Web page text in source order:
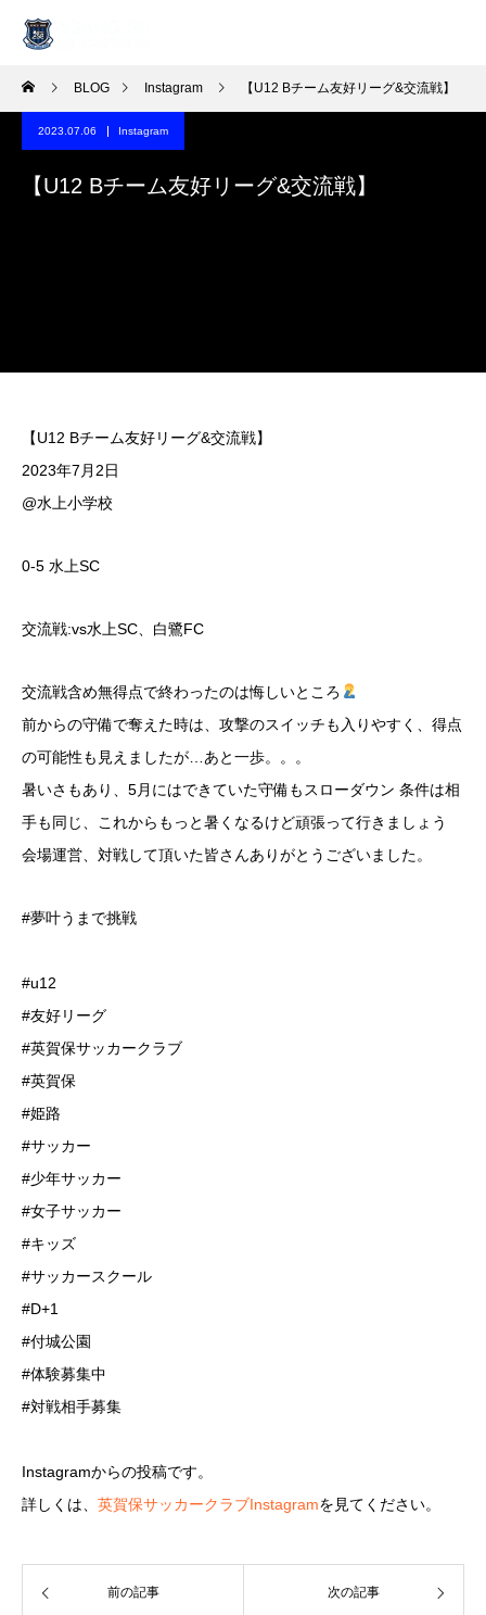
BLOG Instagram 【U12 Bチーム友好リーグ&交流戦】
2023.07.06 Instagram
【U12 Bチーム友好リーグ&交流戦】
【U12 Bチーム友好リーグ&交流戦】
️2023年7月2日
@水上小学校
0-5 水上SC
交流戦:vs水上SC、白鷺FC
交流戦含め無得点で終わったのは悔しいところ
前からの守備で奪えた時は、攻撃のスイッチも入りやすく、得点
の可能性も見えましたが…あと一歩。。。
暑いさもあり、5月にはできていた守備もスローダウン️ 条件は相
手も同じ、これからもっと暑くなるけど頑張って行きましょう️
⁡会場運営、対戦して頂いた皆さんありがとうございました。
⁡#夢叶うまで挑戦
#u12
#友好リーグ
#英賀保サッカークラブ
#英賀保
#姫路
#サッカー
#少年サッカー
#女子サッカー
#キッズ
#サッカースクール
#D+1
#付城公園
#体験募集中
#対戦相手募集
Instagramからの投稿です。
詳しくは、 英賀保サッカークラブInstagramを見てください。
前の記事 次の記事